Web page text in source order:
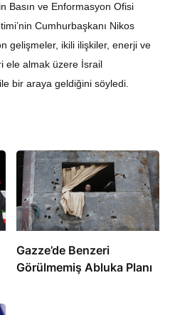
Basın ve Enformasyon Ofisi
Cumhurbaşkanı Nikos
gelişmeler, ikili ilişkiler, enerji ve
ele almak üzere İsrail
bir araya geldiğini söyledi.
​​​​​​​Gazze’de Benzeri
Görülmemiş Abluka Planı